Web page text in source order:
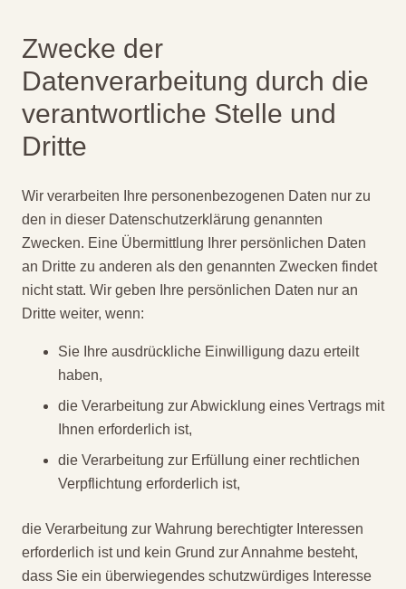
Zwecke der
Datenverarbeitung durch die
verantwortliche Stelle und
Dritte
Wir verarbeiten Ihre personenbezogenen Daten nur zu
den in dieser Datenschutzerklärung genannten
Zwecken. Eine Übermittlung Ihrer persönlichen Daten
an Dritte zu anderen als den genannten Zwecken findet
nicht statt. Wir geben Ihre persönlichen Daten nur an
Dritte weiter, wenn:
Sie Ihre ausdrückliche Einwilligung dazu erteilt
haben,
die Verarbeitung zur Abwicklung eines Vertrags mit
Ihnen erforderlich ist,
die Verarbeitung zur Erfüllung einer rechtlichen
Verpflichtung erforderlich ist,
die Verarbeitung zur Wahrung berechtigter Interessen
erforderlich ist und kein Grund zur Annahme besteht,
dass Sie ein überwiegendes schutzwürdiges Interesse